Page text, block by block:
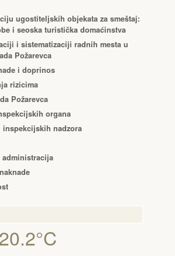
ugostiteljskih objekata za smeštaj:
i seoska turistička domaćinstva
i sistematizaciji radnih mesta u
Požarevca
i doprinos
rizicima
Požarevca
organa
nadzora
administracija
20.2°C